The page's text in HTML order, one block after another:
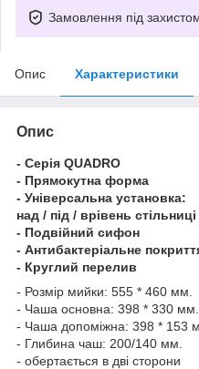
Замовлення під
Опис Характеристики
Опис
- Серія QUADRO
- Прямокутна форма
- Універсальна установка:
над / під / врівень стільниці
- Подвійний сифон
- Антибактеріальне
- Круглий перелив
- Розмір мийки: 555 * 460 мм.
- Чаша основна: 398 * 330 мм.
- Чаша допоміжна: 398 * 153
- Глибина чаш: 200/140 мм.
- обертається в дві сторони